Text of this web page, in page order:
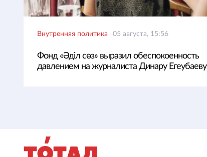
Внутренняя политика 05 августа, 15:56
Фонд «Әділ сөз» выразил обеспокоенность
давлением на журналиста Динару Егеубаеву